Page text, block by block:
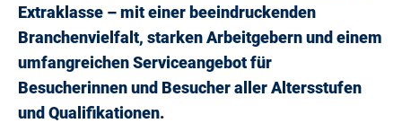
Extraklasse – mit einer beeindruckenden
Branchenvielfalt, starken Arbeitgebern und einem
umfangreichen Serviceangebot für
Besucherinnen und Besucher aller Altersstufen
und Qualifikationen.